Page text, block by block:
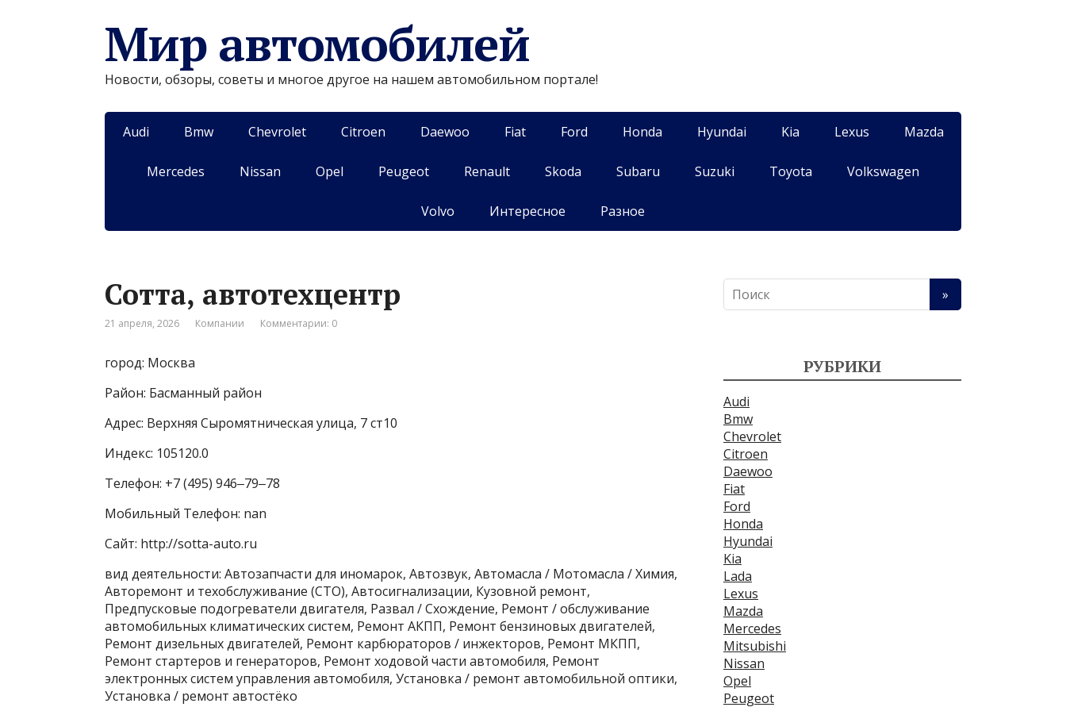
Мир автомобилей
Новости, обзоры, советы и многое другое на нашем автомобильном портале!
Audi Bmw Chevrolet Citroen Daewoo Fiat Ford Honda Hyundai Kia Lexus Mazda
Mercedes Nissan Opel Peugeot Renault Skoda Subaru Suzuki Toyota Volkswagen
Volvo Интересное Разное
Сотта, автотехцентр
21 апреля, 2026 Компании Комментарии: 0
город: Москва
Район: Басманный район
Адрес: Верхняя Сыромятническая улица, 7 ст10
Индекс: 105120.0
Телефон: +7 (495) 946‒79‒78
Мобильный Телефон: nan
Сайт: http://sotta-auto.ru
вид деятельности: Автозапчасти для иномарок, Автозвук, Автомасла / Мотомасла / Химия,
Авторемонт и техобслуживание (СТО), Автосигнализации, Кузовной ремонт,
Предпусковые подогреватели двигателя, Развал / Схождение, Ремонт / обслуживание
автомобильных климатических систем, Ремонт АКПП, Ремонт бензиновых двигателей,
Ремонт дизельных двигателей, Ремонт карбюраторов / инжекторов, Ремонт МКПП,
Ремонт стартеров и генераторов, Ремонт ходовой части автомобиля, Ремонт
электронных систем управления автомобиля, Установка / ремонт автомобильной оптики,
Установка / ремонт автостёко
РУБРИКИ
Audi
Bmw
Chevrolet
Citroen
Daewoo
Fiat
Ford
Honda
Hyundai
Kia
Lada
Lexus
Mazda
Mercedes
Mitsubishi
Nissan
Opel
Peugeot